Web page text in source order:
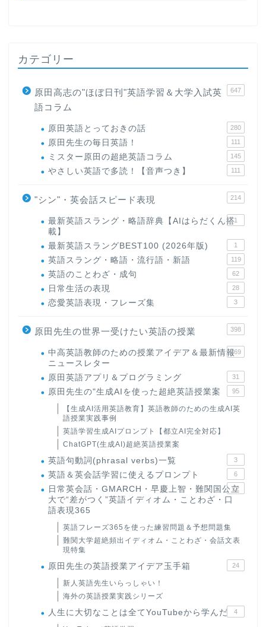
カテゴリー
原田高志の"ほぼ日刊"英語学習＆大学入試英
語コラム
647
原田英語とっておきの話 280
原田先生の毎日英語！ 111
ミスター原田の超絶英語コラム 145
やさしい英語で多読！【音声つき】 111
"シン"・英会話スピード表現 214
最新英語スラング・略語辞典【AIはらだくん搭
載】
1
最新英語スラングBEST100 (2026年版) 1
英語スラング・略語・流行語・新語 119
英語のことわざ・成句 62
日常生活の表現 28
恋愛英語表現・フレーズ集 3
原田先生の世界一受けたい英語の授業 398
中高英語教師のための授業アイデア＆最新情報
ニュースレター
169
原田英語アプリ＆プログラミング 31
原田先生の"生成AIを使った超絶英語授業案 95
【生成AI活用英語教育】英語教師のための生成AI英
語授業実践事例
英語学習生成AIプロンプト【都立AI完全対応】
ChatGPT(生成AI)超絶英語授業案
英語句動詞(phrasal verbs)一覧 3
英語＆英会話学習に使えるプロンプト 6
日常英会話・GMARCH・早慶上智・難関国公立
大で“差がつく”英語イディオム・ことわざ・口
語表現365
22
英語フレーズ365を使った練習問題＆予想問題集
難関大学超絶頻出イディオム・ことわざ・会話文表
現特集
原田先生の英語授業アイデア玉手箱 24
新人英語先生いらっしゃい！
海外の英語授業実践シリーズ
人生に大切なことは全てYouTubeから学んだ 4